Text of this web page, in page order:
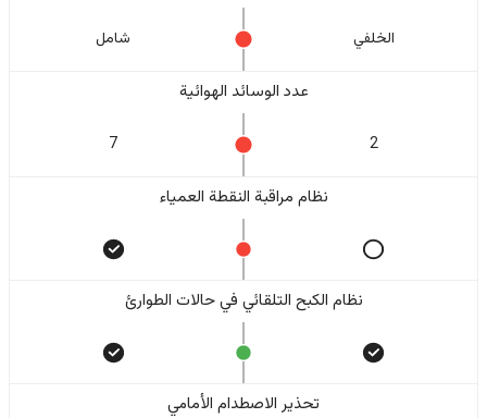
الخلفي شامل
عدد الوسائد الهوائية
2
7
نظام مراقبة النقطة العمياء
نظام الكبح التلقائي في حالات الطوارئ
تحذير الاصطدام الأمامي